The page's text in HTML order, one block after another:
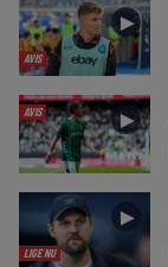
AVIS
►
AVIS ►
LIGE NU
►